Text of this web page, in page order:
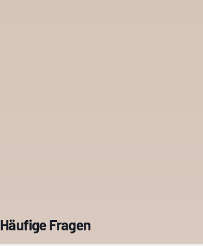
Häufige Fragen